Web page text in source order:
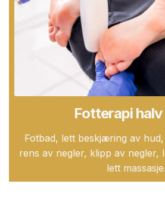
Fotterapi
Fotbad, lett beskjæring av
rens av negler, klipp av negler,
lett massasje.